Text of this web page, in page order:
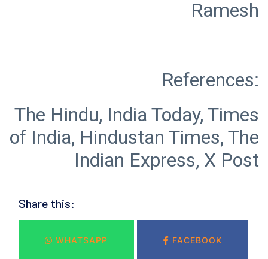
The Hindu, India Today, Times
of India, Hindustan Times, The
Indian Express, X Post
Share this:
WHATSAPP FACEBOOK